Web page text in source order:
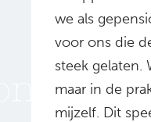
we als
voor ons die
steek gelaten.
maar in de
mijzelf. Dit